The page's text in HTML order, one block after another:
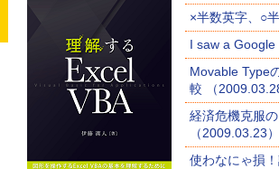
×半数英字、○
I saw a Google
Movable Type
較 （
経済危機克服
（2009.03.23）
使わなにゃ損